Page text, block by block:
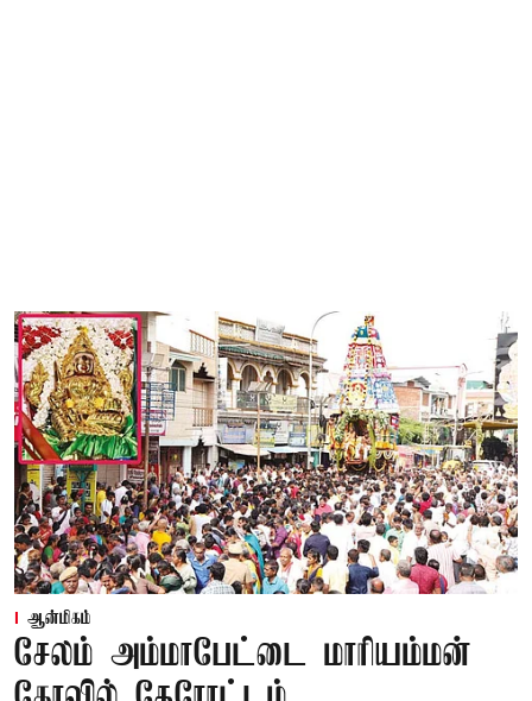
ஆன்மிகம்
சேலம் அம்மாபேட்டை மாரியம்மன்